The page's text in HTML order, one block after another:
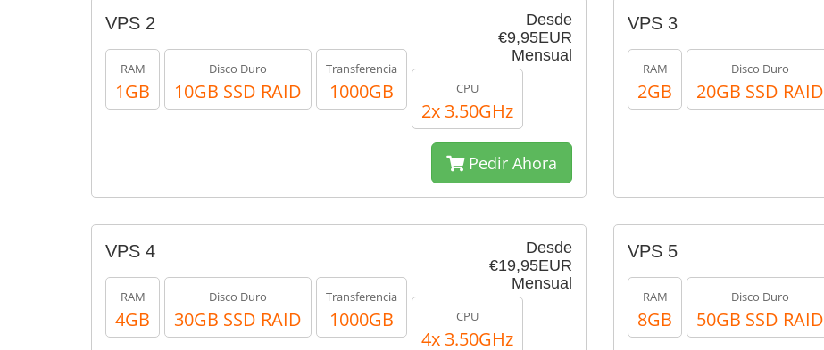
Desde
€9,95EUR
Mensual
VPS 2
RAM
1GB
Disco Duro
10GB SSD RAID
Transferencia
1000GB CPU
2x 3.50GHz
Pedir Ahora
VPS 3
RAM
2GB
Disco Duro
20GB SSD RAID
Desde
€19,95EUR
Mensual
VPS 4
RAM
4GB
Disco Duro
30GB SSD RAID
Transferencia
1000GB CPU
4x 3.50GHz
VPS 5
RAM
8GB
Disco Duro
50GB SSD RAID